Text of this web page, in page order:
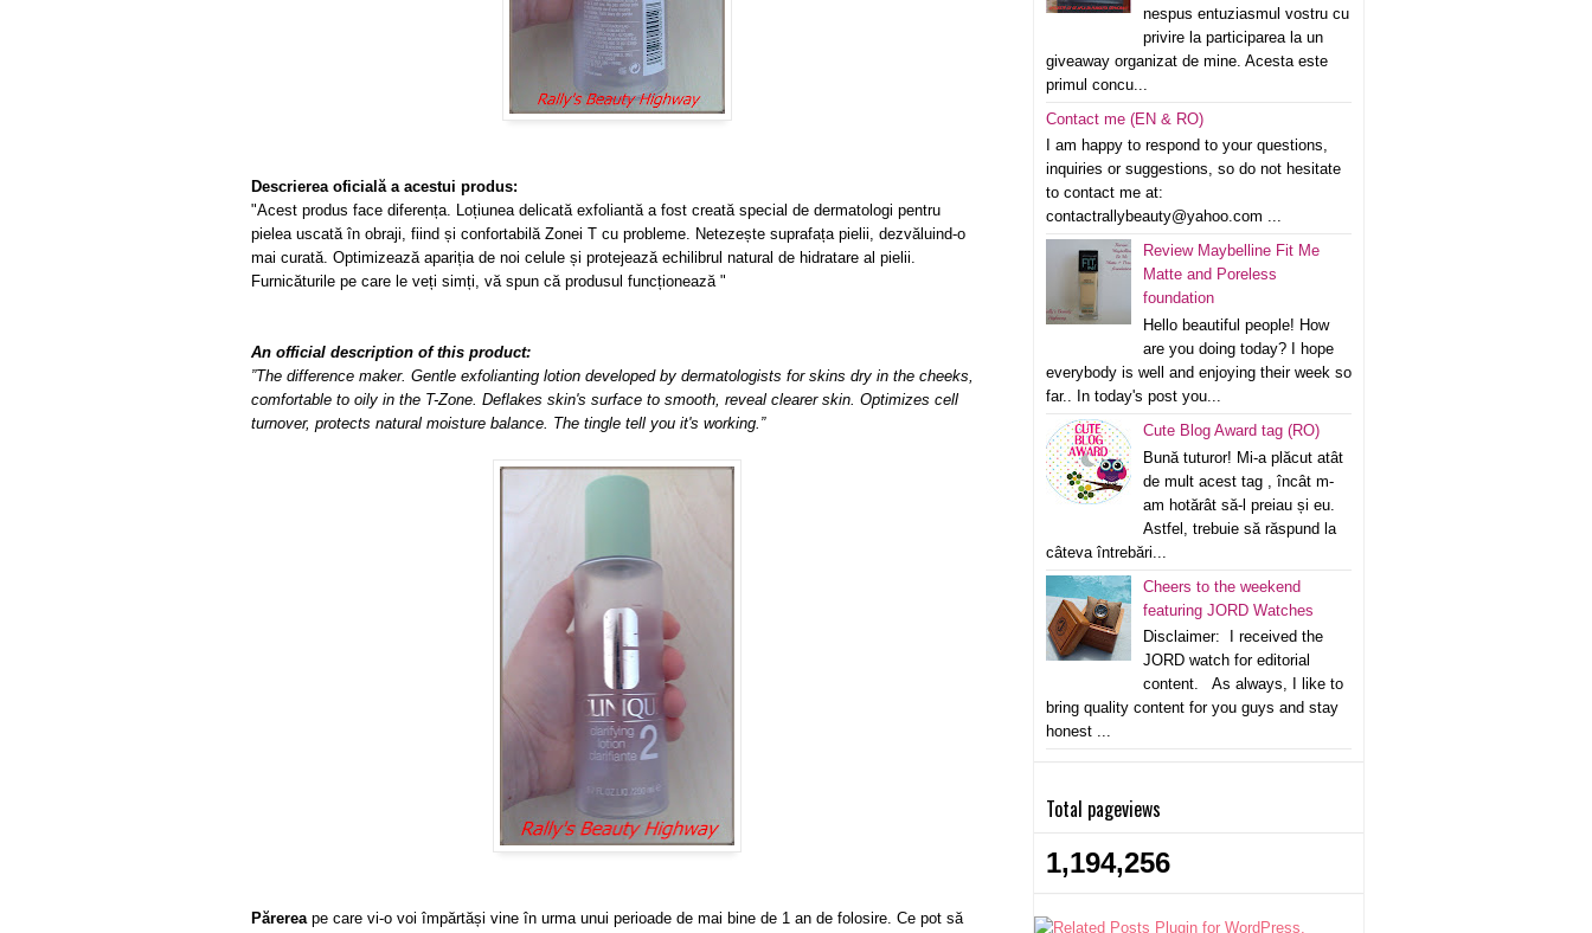
Descrierea oficială a acestui produs:
"Acest produs face diferența. Loțiunea delicată exfoliantă a fost creatăspecial de dermatologi pentru
pielea uscatăîn obraji, fiind și confortabilăZonei T cu probleme. Netezește suprafața pielii, dezvăluind-o
mai curată. Optimizează apariția de noi celule și protejează echilibrul natural de hidratare al pielii.
Furnicăturile pe care le veți simți, vă spun că produsul funcționează "
An official description of this product:
”The difference maker. Gentle exfolianting lotion developed by dermatologists for skins dry in the cheeks,
comfortable to oily in the T-Zone. Deflakes skin's surface to smooth, reveal clearer skin. Optimizes cell
turnover, protects natural moisture balance. The tingle tell you it's working.”
Părerea pe care vi-o voi împărtăși vine în urma unui perioade de mai bine de 1 an de folosire. Ce pot să
nespus entuziasmul vostru cu
privire la participarea la un
giveaway organizat de mine. Acesta este
primul concu...
Contact me (EN & RO)
I am happy to respond to your questions,
inquiries or suggestions, so do not hesitate
to contact me at:
contactrallybeauty@yahoo.com ...
Review Maybelline Fit Me
Matte and Poreless
foundation
Hello beautiful people! How
are you doing today? I hope
everybody is well and enjoying their week so
far.. In today's post you...
Cute Blog Award tag (RO)
Bună tuturor! Mi-a plăcut atât
de mult acest tag , încât m-
am hotărât să-l preiau și eu.
Astfel, trebuie să răspund la
câteva întrebări...
Cheers to the weekend
featuring JORD Watches
Disclaimer: I received the
JORD watch for editorial
content. As always, I like to
bring quality content for you guys and stay
honest ...
Total pageviews
1,194,256